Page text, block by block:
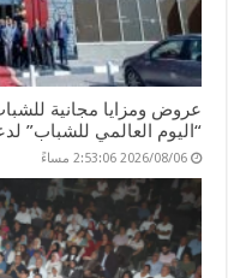
عروض ومزايا مجانية
“اليوم العالمي للشباب”
2026/08/06 2:53:06 مساءً